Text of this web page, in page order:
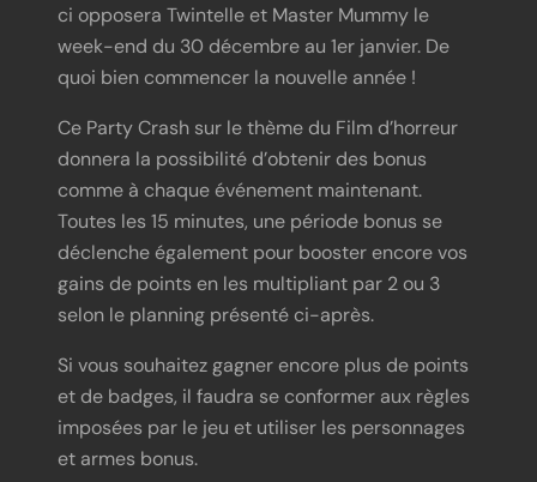
ci opposera Twintelle et Master Mummy le
week-end du 30 décembre au 1er janvier. De
quoi bien commencer la nouvelle année !
Ce Party Crash sur le thème du Film d’horreur
donnera la possibilité d’obtenir des bonus
comme à chaque événement maintenant.
Toutes les 15 minutes, une période bonus se
déclenche également pour booster encore vos
gains de points en les multipliant par 2 ou 3
selon le planning présenté ci-après.
Si vous souhaitez gagner encore plus de points
et de badges, il faudra se conformer aux règles
imposées par le jeu et utiliser les personnages
et armes bonus.